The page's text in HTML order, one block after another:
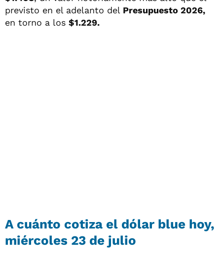
previsto en el adelanto del Presupuesto 2026,
en torno a los $1.229.
A cuánto cotiza el dólar blue hoy,
miércoles 23 de julio